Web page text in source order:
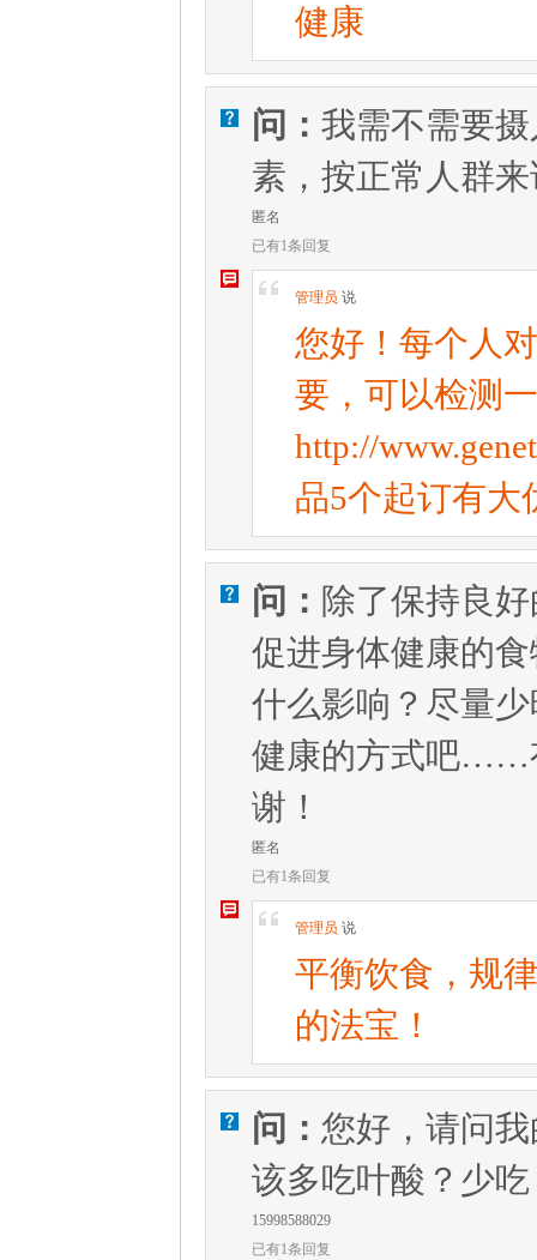
健康
V 问： 我需不需要
素，按正常人群
匿名
已有1条回复
W [ 管理员 说
您好！每个人
要，可以检测
http://
品5个起订有大
V 问： 除了保持良
促进身体健康的
什么影响？尽量
健康的方式吧……
谢！
匿名
已有1条回复
W [ 管理员 说
平衡饮食，规
的法宝！
V 问： 您好，请问
该多吃叶酸？少
15998588029
已有1条回复